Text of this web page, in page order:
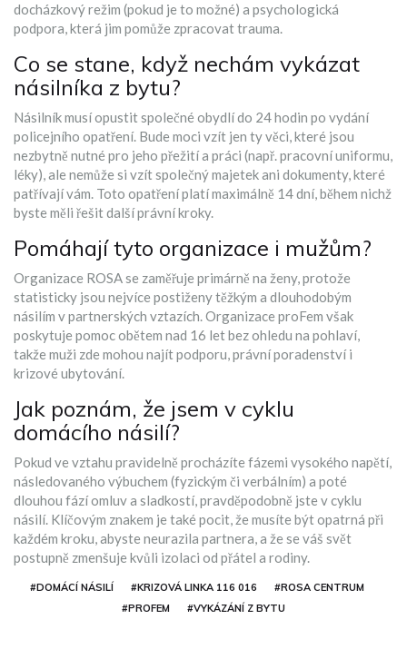
docházkový režim (pokud je to možné) a psychologická
podpora, která jim pomůže zpracovat trauma.
Co se stane, když nechám vykázat
násilníka z bytu?
Násilník musí opustit společné obydlí do 24 hodin po vydání
policejního opatření. Bude moci vzít jen ty věci, které jsou
nezbytně nutné pro jeho přežití a práci (např. pracovní uniformu,
léky), ale nemůže si vzít společný majetek ani dokumenty, které
patřívají vám. Toto opatření platí maximálně 14 dní, během nichž
byste měli řešit další právní kroky.
Pomáhají tyto organizace i mužům?
Organizace ROSA se zaměřuje primárně na ženy, protože
statisticky jsou nejvíce postiženy těžkým a dlouhodobým
násilím v partnerských vztazích. Organizace proFem však
poskytuje pomoc obětem nad 16 let bez ohledu na pohlaví,
takže muži zde mohou najít podporu, právní poradenství i
krizové ubytování.
Jak poznám, že jsem v cyklu
domácího násilí?
Pokud ve vztahu pravidelně procházíte fázemi vysokého napětí,
následovaného výbuchem (fyzickým či verbálním) a poté
dlouhou fází omluv a sladkostí, pravděpodobně jste v cyklu
násilí. Klíčovým znakem je také pocit, že musíte být opatrná při
každém kroku, abyste neurazila partnera, a že se váš svět
postupně zmenšuje kvůli izolaci od přátel a rodiny.
#DOMÁCÍ NÁSILÍ #KRIZOVÁ LINKA 116 016
#ROSA CENTRUM
#PROFEM
#VYKÁZÁNÍ Z BYTU